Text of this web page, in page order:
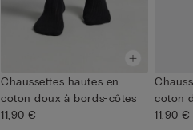
Chaussettes hautes en
coton doux à bords-côtes
11,90 €
coton
11,90 €